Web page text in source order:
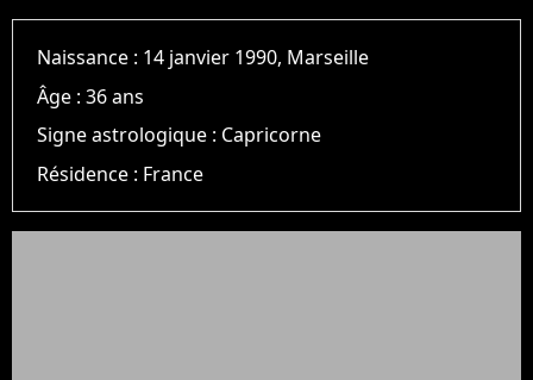
Naissance : 14 janvier 1990, Marseille
Âge :36 ans
Signe astrologique : Capricorne
Résidence : France